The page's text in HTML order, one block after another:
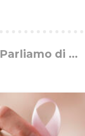
Parliamo di …